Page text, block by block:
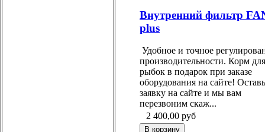
Внутренний фильтр
plus
Удобное и точное
производительности. Корм для
рыбок в подарок при заказе
оборудования на сайте!
заявку на сайте и мы вам
перезвоним скаж...
2 400,00 руб